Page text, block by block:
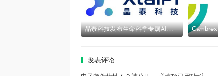
晶泰科技发布生命科学专属AI智能体epiXora™，以可信决策基座加速完善Multi-Agent研发闭环
发表评论